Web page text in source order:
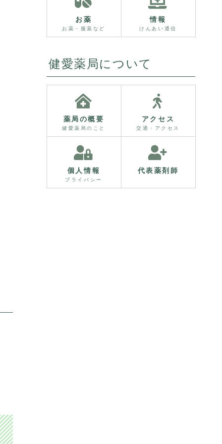
お薬
お薬・服薬など
情報
けんあい通信
健愛薬局について
薬局の概要
健愛薬局のこと
アクセス
交通・アクセス
個人情報
プライバシー
代表薬剤師